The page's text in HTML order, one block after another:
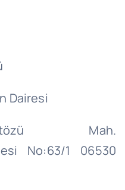
Dairesi
Mah.
No:63/1 06530